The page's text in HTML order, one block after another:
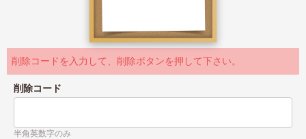
削除コードを入力して、削除ボタンを押して下さい。
削除コード
半角英数字のみ